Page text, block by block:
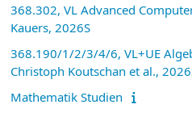
368.302, VL Advanced
Kauers, 2026S
368.190/1/2/3/4/6, VL+UE
Christoph Koutschan et al.,
Mathematik Studien